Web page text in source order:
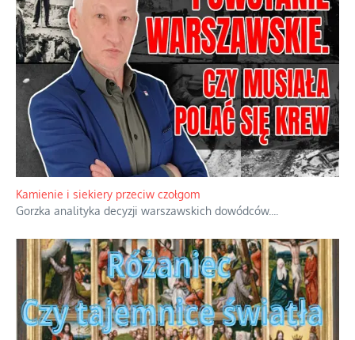
Kamienie i siekiery przeciw czołgom
Gorzka analityka decyzji warszawskich dowódców.